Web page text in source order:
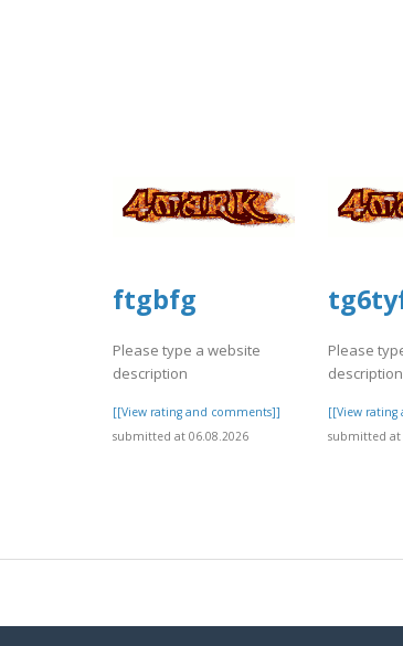
ftgbfg
Please type a website
description
[[View rating and comments]]
submitted at 06.08.2026
Please
description
[[View
submitted at